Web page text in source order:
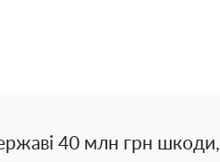
40 млн грн шкоди,